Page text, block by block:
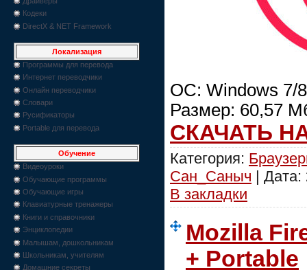
Кодеки
DirectX & NET Framework
Локализация
Программы для перевода
Интернет переводчики
Онлайн переводчики
Словари
Русификаторы
Portable для перевода
Обучение
Видеоуроки
Обучающие программы
Обучающие игры
Клавиатурные тренажеры
Книги и справочники
Энциклопедии
Малышам, дошкольникам
Школьникам, учителям
Домашние секреты
ОС: Windows 7/
Размер: 60,57
СКАЧАТЬ
Категория:
Сан_Саныч | Дата:
В закладки
Mozilla
+ Portable